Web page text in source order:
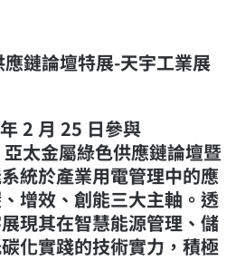
鏈論壇特展-天宇工業展
2 月 25 日參與
太金屬綠色供應鏈論壇暨
統於產業用電管理中的應
增效、創能三大主軸。透
現其在智慧能源管理、儲
化實踐的技術實力，積極